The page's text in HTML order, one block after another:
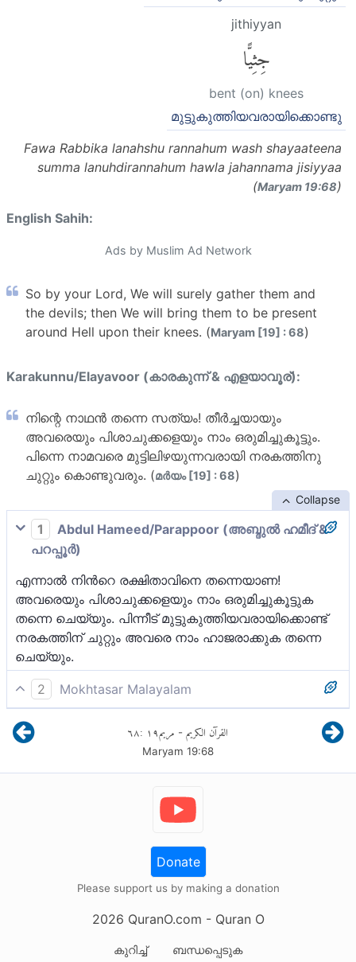
jithiyyan
جِثِيًّا
bent (on) knees
മുട്ടുകുത്തിയവരായിക്കൊണ്ടു
Fawa Rabbika lanahshu rannahum wash shayaateena
summa lanuhdirannahum hawla jahannama jisiyyaa
(Maryam 19:68)
English Sahih:
Ads by Muslim Ad Network
So by your Lord, We will surely gather them and
the devils; then We will bring them to be present
around Hell upon their knees. (Maryam [19] : 68)
Karakunnu/Elayavoor (കാരകുന്ന് & എളയാവൂര്):
നിന്റെ നാഥന്‍ തന്നെ സത്യം! തീര്‍ച്ചയായും
അവരെയും പിശാചുക്കളെയും നാം ഒരുമിച്ചുകൂട്ടും.
പിന്നെ നാമവരെ മുട്ടിലിഴയുന്നവരായി നരകത്തിനു
ചുറ്റും കൊണ്ടുവരും. (മര്‍യം [19] : 68)
Collapse
1
Abdul Hameed/Parappoor (അബ്ദുല്‍ ഹമീദ് &
പറപ്പൂര്‍)
എന്നാല്‍ നിന്‍റെ രക്ഷിതാവിനെ തന്നെയാണ!
അവരെയും പിശാചുക്കളെയും നാം ഒരുമിച്ചുകൂട്ടുക
തന്നെ ചെയ്യും. പിന്നീട് മുട്ടുകുത്തിയവരായിക്കൊണ്ട്
നരകത്തിന് ചുറ്റും അവരെ നാം ഹാജരാക്കുക തന്നെ
ചെയ്യും.
2
Mokhtasar Malayalam
അല്ലാഹുവിൻ്റെ റസൂലേ! നിൻ്റെ രക്ഷിതാവിനെ
തന്നെ സത്യം! അവരെ പിഴപ്പിച്ച പിശാചുക്കളോടൊപ്പം,
അവരെയും അവരുടെ ഖബറുകളിൽ നിന്ന്
വിചാരണവേദിയിലേക്ക് നാം പുറത്തു കൊണ്ടുവരുക
തന്നെ ചെയ്യും. ശേഷം നരകത്തിൻ്റെ
വാതിലുകളിലേക്ക്, മുട്ടുകുത്തിയ നിലയിൽ അവരെ നാം
القرآن الكريم - مريم١٩ :٦٨
Maryam 19:68
Donate
Please support us by making a donation
2026 QuranO.com - Quran O
കുറിച്ച് ബന്ധപ്പെടുക